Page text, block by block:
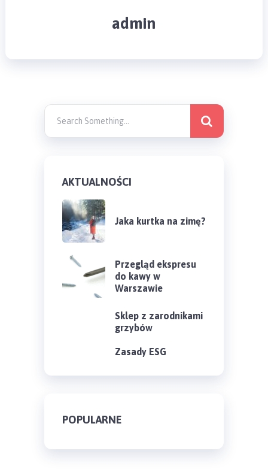
admin
AKTUALNOŚCI
Jaka kurtka na zimę?
Przegląd ekspresu
do kawy w
Warszawie
Sklep z zarodnikami
grzybów
Zasady ESG
POPULARNE